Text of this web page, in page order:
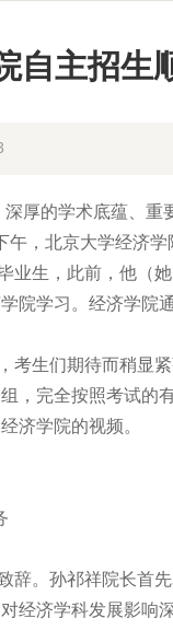
主招生
深厚的学术底蕴、重
午，北京大学经济
业生，此前，他（
院学习。经济学院
考生们期待而稍显
完全按照考试的
济学院的视频。
辞。孙祁祥院长首
经济学科发展影响